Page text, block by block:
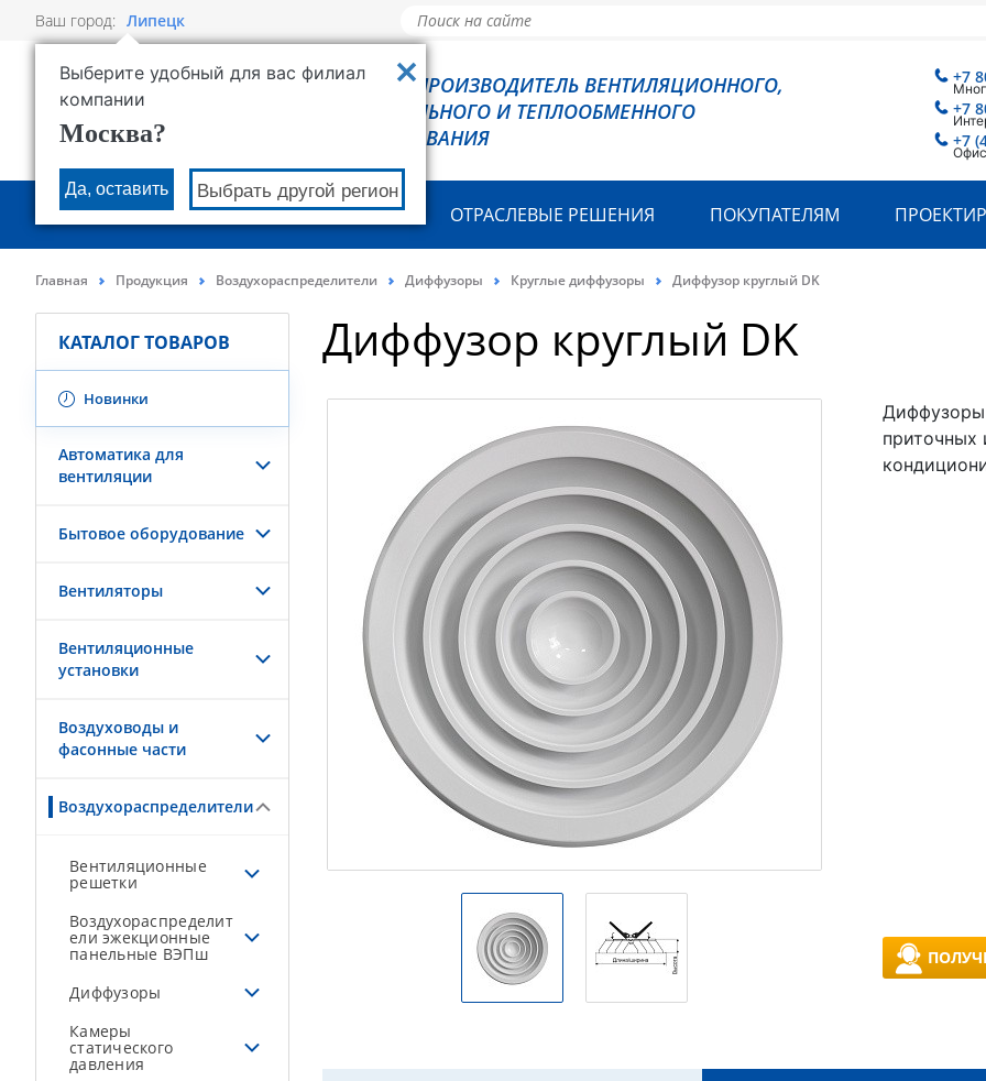
Ваш город: Липецк
Выберите удобный для вас филиал
компании
Москва?
Да, оставить Выбрать другой регион
РОВЕН - ПРОИЗВОДИТЕЛЬ ВЕНТИЛЯЦИОННОГО,
ХОЛОДИЛЬНОГО И ТЕПЛООБМЕННОГО
ОБОРУДОВАНИЯ
+7
+7
+7
О КОМПАНИИ ПРОДУКЦИЯ ОТРАСЛЕВЫЕ РЕШЕНИЯ ПОКУПАТЕЛЯМ
Главная Продукция Воздухораспределители Диффузоры Круглые диффузоры Диффузор круглый DK
КАТАЛОГ ТОВАРОВ
Новинки
Автоматика для
вентиляции
Бытовое оборудование
Вентиляторы
Вентиляционные
установки
Воздуховоды и
фасонные части
Воздухораспределители
Вентиляционные
решетки
Воздухораспределит
ели эжекционные
панельные ВЭПш
Диффузоры
Камеры
статического
давления
Диффузор круглый DK
Диффузоры
приточных